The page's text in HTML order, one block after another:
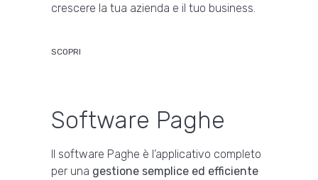
crescere la tua azienda e il tuo business.
SCOPRI
Software Paghe
Il software Paghe è l’applicativo completo
per una gestione semplice ed efficiente